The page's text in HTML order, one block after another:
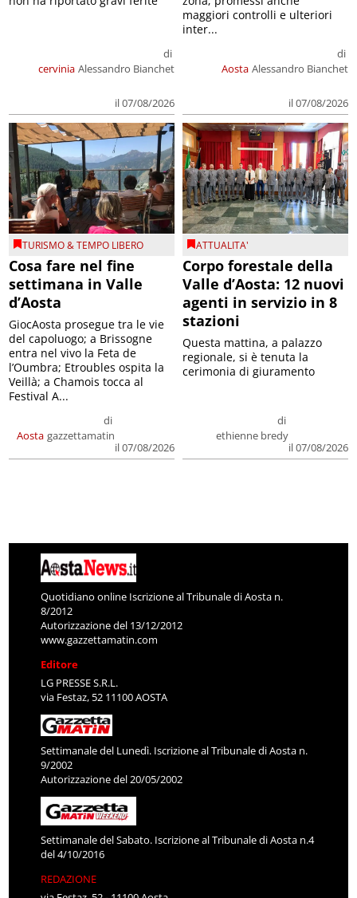
cervinia
di
Alessandro Bianchet
il 07/08/2026
Aosta
di
Alessandro Bianchet
il 07/08/2026
maggiori controlli e ulteriori
inter...
TURISMO & TEMPO LIBERO
Cosa fare nel fine
settimana in Valle
d’Aosta
Aosta
di
gazzettamatin
il 07/08/2026
GiocAosta prosegue tra le vie
del capoluogo; a Brissogne
entra nel vivo la Feta de
l’Oumbra; Etroubles ospita la
Veillà; a Chamois tocca al
Festival A...
ATTUALITA'
Corpo forestale della
Valle d’Aosta: 12 nuovi
agenti in servizio in 8
stazioni
di
ethienne bredy
il 07/08/2026
Questa mattina, a palazzo
regionale, si è tenuta la
cerimonia di giuramento
Quotidiano online Iscrizione al Tribunale di Aosta n.
8/2012
Autorizzazione del 13/12/2012
www.gazzettamatin.com
Editore
LG PRESSE S.R.L.
via Festaz, 52 11100 AOSTA
Settimanale del Lunedì. Iscrizione al Tribunale di Aosta n.
9/2002
Autorizzazione del 20/05/2002
Settimanale del Sabato. Iscrizione al Tribunale di Aosta n.4
del 4/10/2016
REDAZIONE